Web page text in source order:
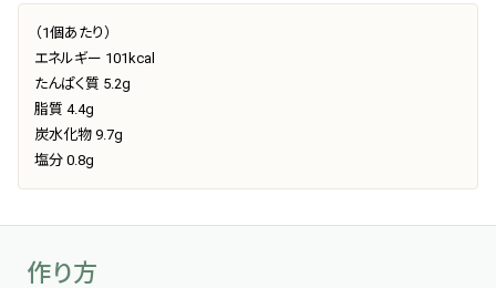
（1個あたり）
エネルギー 101kcal
たんぱく質 5.2g
脂質 4.4g
炭水化物 9.7g
塩分 0.8g
作り方